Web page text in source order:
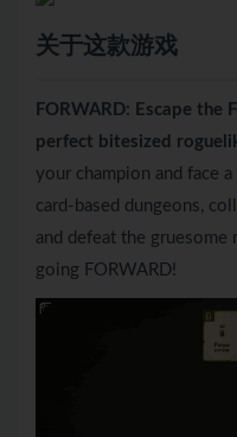
关于这款游戏
FORWARD: Escape the
perfect bitesized
your champion and face
card-based dungeons,
and defeat the
going FORWARD!